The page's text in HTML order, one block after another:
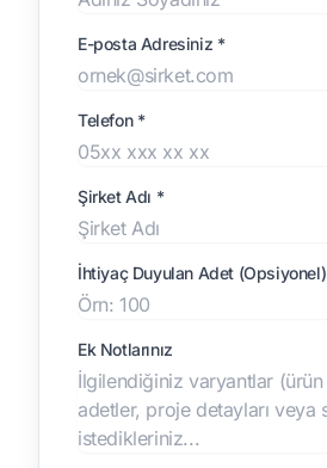
E-posta Adresiniz *
Telefon *
Şirket Adı *
İhtiyaç Duyulan Adet (Opsiyonel)
Ek Notlarınız